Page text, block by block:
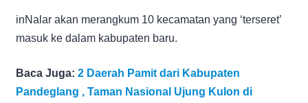
inNalar akan merangkum 10 kecamatan yang ‘terseret’
masuk ke dalam kabupaten baru.
Baca Juga: 2 Daerah Pamit dari Kabupaten
Pandeglang , Taman Nasional Ujung Kulon di